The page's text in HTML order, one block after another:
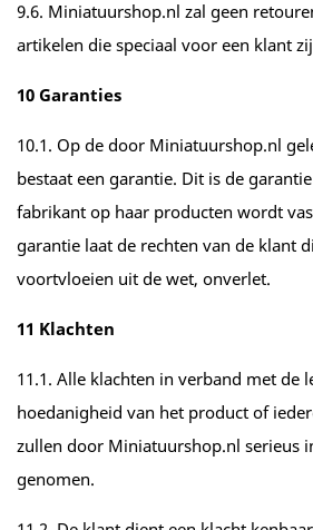
9.6. Miniatuurshop.nl zal geen
artikelen die speciaal voor een klant
10 Garanties
10.1. Op de door Miniatuurshop.nl
bestaat een garantie. Dit is de
fabrikant op haar producten wordt
garantie laat de rechten van de klant
voortvloeien uit de wet, onverlet.
11 Klachten
11.1. Alle klachten in verband met de
hoedanigheid van het product of
zullen door Miniatuurshop.nl serieus
genomen.